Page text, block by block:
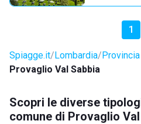
1
Spiagge.it Lombardia
Provaglio Val Sabbia
Scopri le diverse
comune di Provaglio